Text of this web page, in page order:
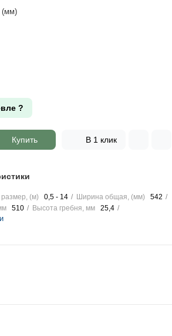
(мм)
?
Купить В 1 клик
(м) 0,5 - 14 Ширина общая, (мм)
542
510 Высота гребня, мм 25,4